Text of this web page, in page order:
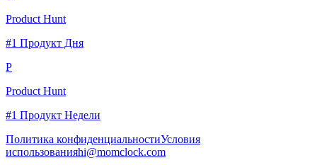
Product Hunt
#1 Продукт Дня
P
Product Hunt
#1 Продукт Недели
Политика конфиденциальностиУсловия
использованияhi@momclock.com